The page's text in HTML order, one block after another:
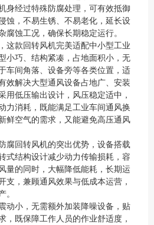
身经过特殊防腐处理，可有效抵御
蚀，不易生锈、不易老化，延长设
蚀工况，确保长期稳定运行。
这款回转风机完美适配中小型工业
小巧、结构紧凑，占地面积小，无
车间角落、设备旁等各类位置，适
效解决大型通风设备占地广、安装
用低压输出设计，风压稳定适中，
力消耗，既能满足工业车间通风换
鲜空气的需求，又能避免高压通风
腐回转风机的突出优势，设备搭载
式结构设计减少动力传输损耗，容
量的同时，大幅降低能耗，长期运
支，兼顾通风效果与低成本运营，
动小，无需额外加装降噪设备，贴
，既保障工作人员的作业舒适度，